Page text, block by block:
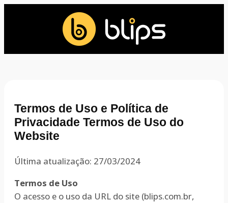
Termos de Uso e Política de
Privacidade Termos de Uso do
Website
Última atualização: 27/03/2024
Termos de Uso
O acesso e o uso da URL do site (blips.com.br,